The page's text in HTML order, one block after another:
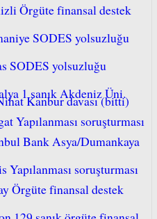
Örgüte finansal destek
SODES yolsuzluğu
SODES yolsuzluğu
1 sanık Akdeniz Üni.
Kanbur davası (bitti)
Yapılanması soruşturması
Bank Asya/Dumankaya
soruşturması
Örgüte finansal destek